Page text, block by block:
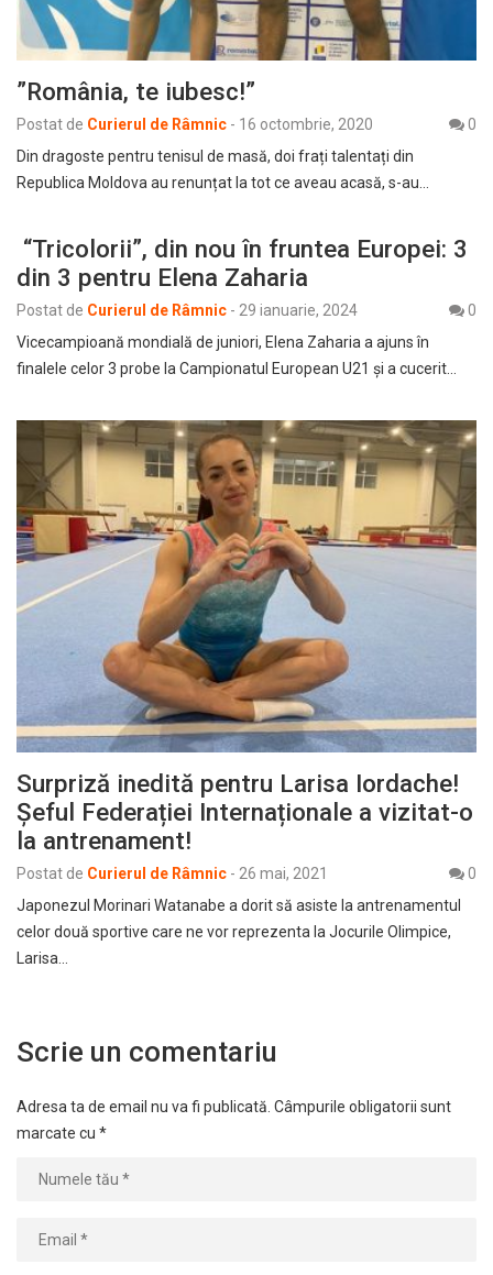
”România, te iubesc!”
Postat de Curierul de Râmnic - 16 octombrie, 2020
0
Din dragoste pentru tenisul de masă, doi frați talentați din
Republica Moldova au renunțat la tot ce aveau acasă, s-au…
“Tricolorii”, din nou în fruntea Europei: 3
din 3 pentru Elena Zaharia
Postat de Curierul de Râmnic - 29 ianuarie, 2024
0
Vicecampioană mondială de juniori, Elena Zaharia a ajuns în
finalele celor 3 probe la Campionatul European U21 și a cucerit…
Surpriză inedită pentru Larisa Iordache!
Șeful Federației Internaționale a vizitat-o
la antrenament!
Postat de Curierul de Râmnic - 26 mai, 2021
0
Japonezul Morinari Watanabe a dorit să asiste la antrenamentul
celor două sportive care ne vor reprezenta la Jocurile Olimpice,
Larisa…
Scrie un comentariu
Adresa ta de email nu va fi publicată. Câmpurile obligatorii sunt
marcate cu *